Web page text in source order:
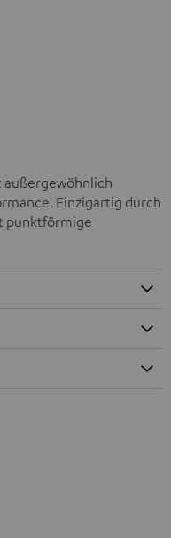
Einzigartig durch
punktförmige